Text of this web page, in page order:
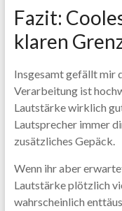
Fazit:
klaren
Insgesamt gefällt mir
Verarbeitung ist
Lautstärke wirklich
Lautsprecher immer
zusätzliches Gepäck.
Wenn ihr aber
Lautstärke plötzlich
wahrscheinlich